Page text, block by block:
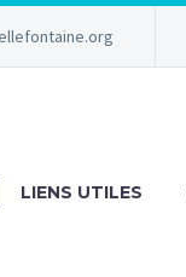
LIENS UTILES